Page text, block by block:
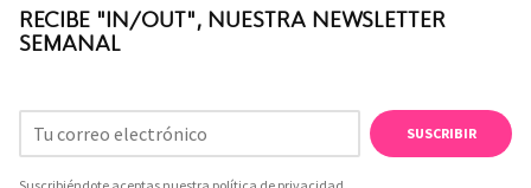
RECIBE "IN/OUT", NUESTRA NEWSLETTER
SEMANAL
SUSCRIBIR